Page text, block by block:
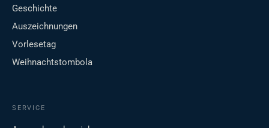
Geschichte
Auszeichnungen
Vorlesetag
Weihnachtstombola
SERVICE